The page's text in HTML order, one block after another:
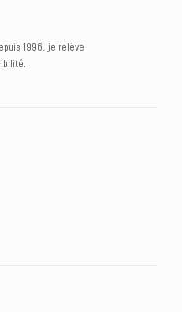
1996, je relève